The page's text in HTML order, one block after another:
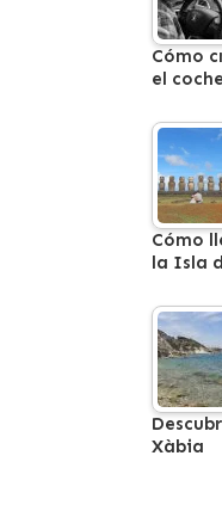
Cómo
el coche
Cómo
la Isla
Xàbia